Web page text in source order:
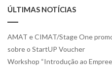
ÚLTIMAS NOTÍCIAS
AMAT e CIMAT/Stage One
sobre o StartUP Voucher
Workshop “Introdução ao